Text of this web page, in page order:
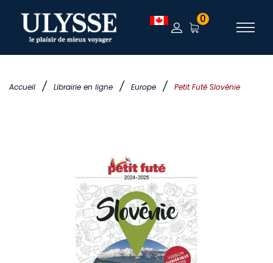
Accueil / Librairie en ligne / Europe / Petit Futé Slovénie
0